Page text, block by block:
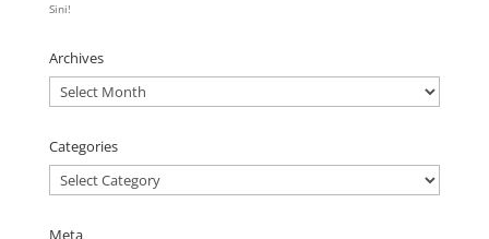
Sini!
Archives
Archives
Categories
Categories
Meta